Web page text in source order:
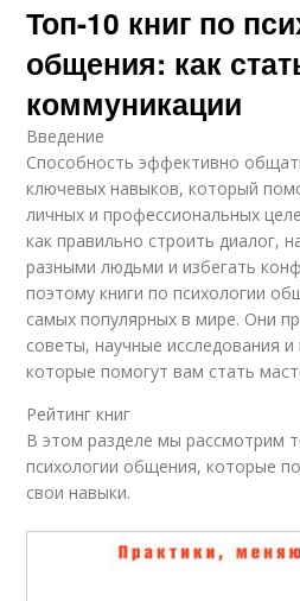
Топ-10 книг по
общения: как
коммуникации
Введение
Способность эффективно
ключевых навыков, который
личных и профессиональных
как правильно строить диалог,
разными людьми и избегать
поэтому книги по психологии
самых популярных в мире. Они
советы, научные исследования и
которые помогут вам стать
Рейтинг книг
В этом разделе мы рассмотрим
психологии общения, которые
свои навыки.